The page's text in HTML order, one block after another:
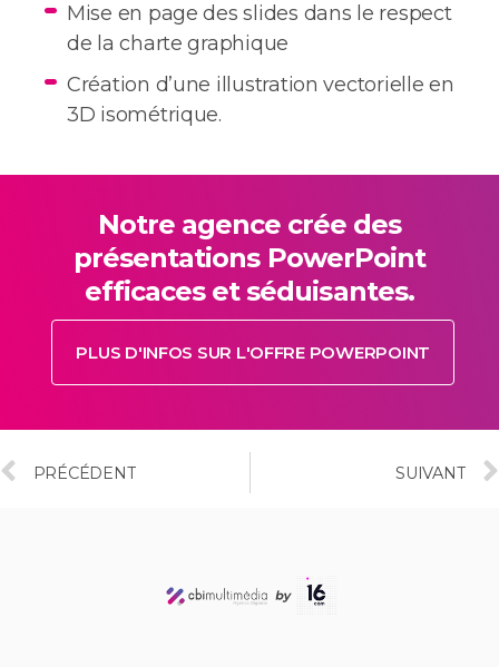
Mise en page des slides dans le respect
de la charte graphique
Création d’une illustration vectorielle en
3D isométrique.
Notre agence crée des
présentations PowerPoint
efficaces et séduisantes.
PLUS D'INFOS SUR L'OFFRE POWERPOINT
PRÉCÉDENT SUIVANT